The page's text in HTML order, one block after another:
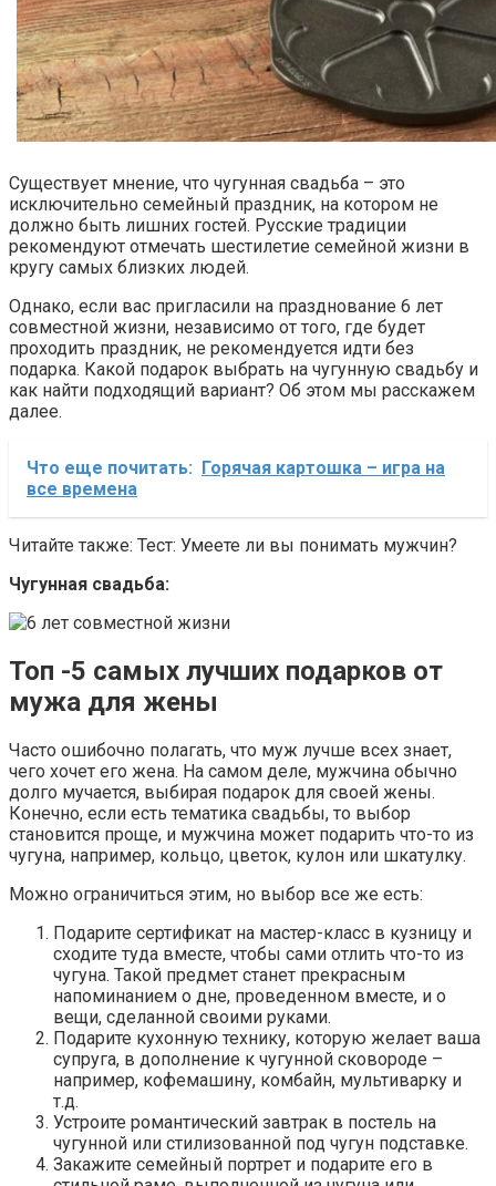
Существует мнение, что чугунная свадьба – это
исключительно семейный праздник, на котором не
должно быть лишних гостей. Русские традиции
рекомендуют отмечать шестилетие семейной жизни в
кругу самых близких людей.
Однако, если вас пригласили на празднование 6 лет
совместной жизни, независимо от того, где будет
проходить праздник, не рекомендуется идти без
подарка. Какой подарок выбрать на чугунную свадьбу и
как найти подходящий вариант? Об этом мы расскажем
далее.
Что еще почитать:
Горячая картошка – игра на
все времена
Читайте также: Тест: Умеете ли вы понимать мужчин?
Чугунная свадьба:
Топ -5 самых лучших подарков от
мужа для жены
Часто ошибочно полагать, что муж лучше всех знает,
чего хочет его жена. На самом деле, мужчина обычно
долго мучается, выбирая подарок для своей жены.
Конечно, если есть тематика свадьбы, то выбор
становится проще, и мужчина может подарить что-то из
чугуна, например, кольцо, цветок, кулон или шкатулку.
Можно ограничиться этим, но выбор все же есть:
Подарите сертификат на мастер-класс в кузницу и
сходите туда вместе, чтобы сами отлить что-то из
чугуна. Такой предмет станет прекрасным
напоминанием о дне, проведенном вместе, и о
вещи, сделанной своими руками.
Подарите кухонную технику, которую желает ваша
супруга, в дополнение к чугунной сковороде –
например, кофемашину, комбайн, мультиварку и
т.д.
Устроите романтический завтрак в постель на
чугунной или стилизованной под чугун подставке.
Закажите семейный портрет и подарите его в